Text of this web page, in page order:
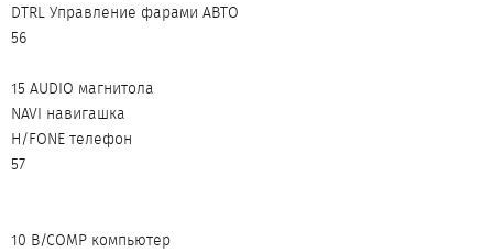
DTRL Управление фарами АВТО
56
15 AUDIO магнитола
NAVI навигашка
H/FONE телефон
57
10 B/COMP компьютер